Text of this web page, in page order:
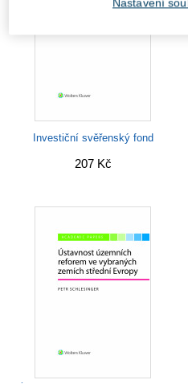
Investiční svěřenský fond
207 Kč
Nastavení